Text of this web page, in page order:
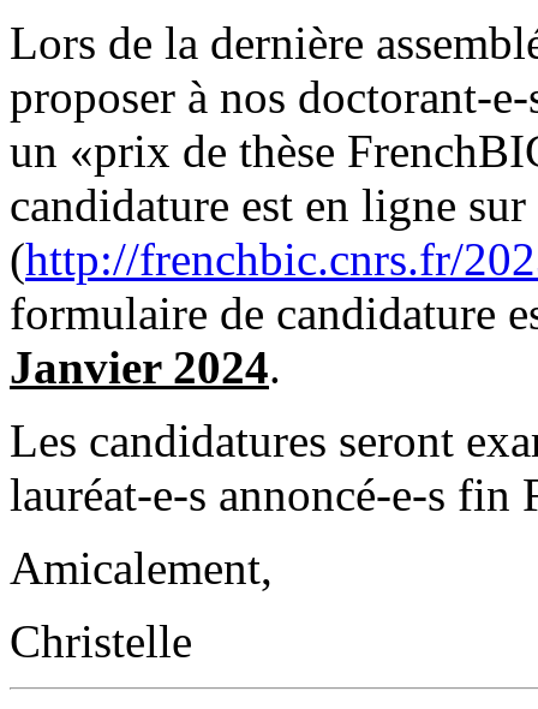
Lors de la dernière
proposer à nos doctorant-
un «prix de thèse
candidature est en ligne
(http://frenchbic.cnrs.fr/
formulaire de candidature
Janvier 2024.
Les candidatures seront
lauréat-e-s annoncé-e-s fin
Amicalement,
Christelle